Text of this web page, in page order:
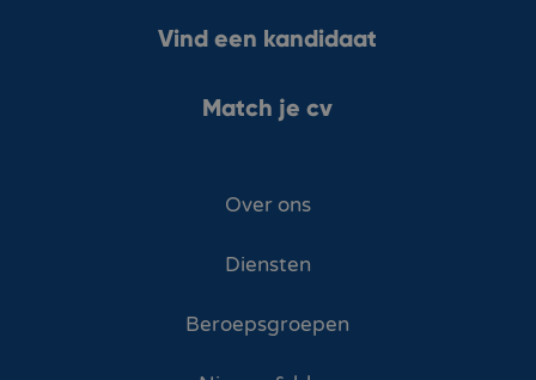
Vind een kandidaat
Match je cv
Over ons
Diensten
Beroepsgroepen